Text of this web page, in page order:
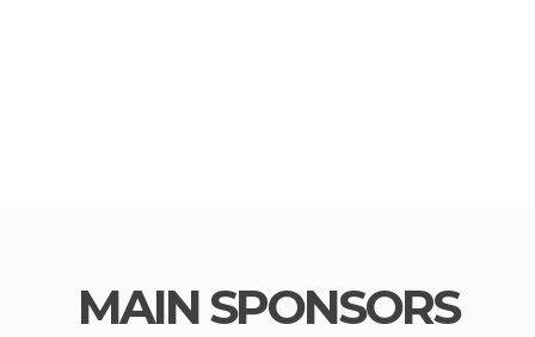
MAIN SPONSORS